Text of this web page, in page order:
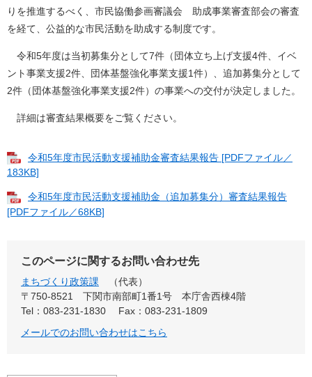
りを推進するべく、市民協働参画審議会 助成事業審査部会の審査
を経て、公益的な市民活動を助成する制度です。
令和5年度は当初募集分として7件（団体立ち上げ支援4件、イベ
ント事業支援2件、団体基盤強化事業支援1件）、追加募集分として
2件（団体基盤強化事業支援2件）の事業への交付が決定しました。
詳細は審査結果概要をご覧ください。
令和5年度市民活動支援補助金審査結果報告 [PDFファイル／
183KB]
令和5年度市民活動支援補助金（追加募集分）審査結果報告
[PDFファイル／68KB]
このページに関するお問い合わせ先
まちづくり政策課
代表
〒750-8521
下関市南部町1番1号 本庁舎西棟4階
Tel：083-231-1830
Fax：083-231-1809
メールでのお問い合わせはこちら